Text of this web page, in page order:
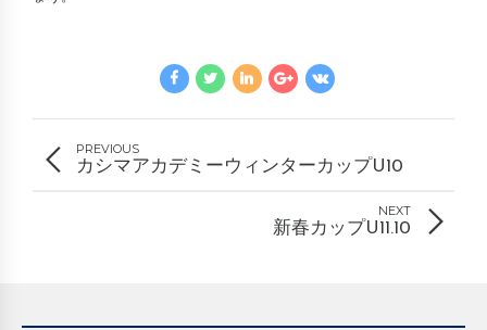
PREVIOUS
カシマアカデミーウィンターカップU10
NEXT
新春カップU11.10